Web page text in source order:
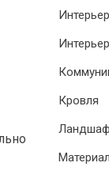
Интерьер
Кровля